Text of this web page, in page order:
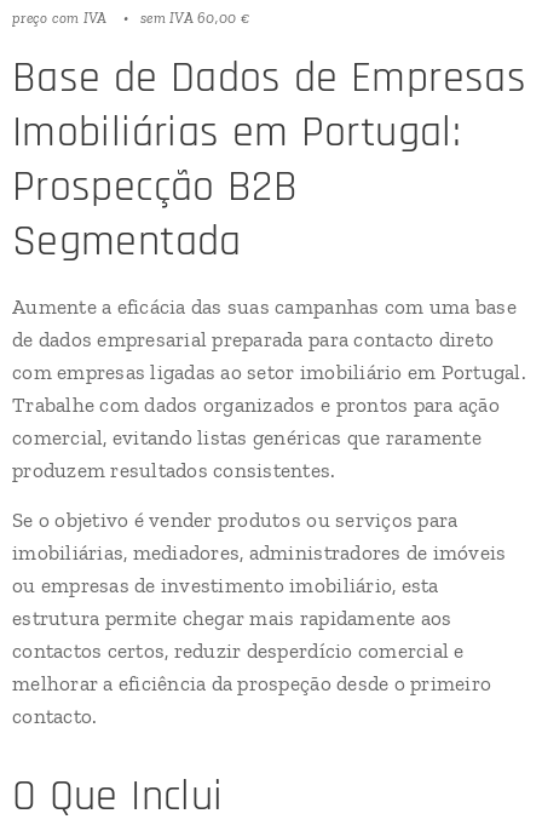
preço com IVA sem IVA 60,00 €
Base de Dados de Empresas
Imobiliárias em Portugal:
Prospecção B2B
Segmentada
Aumente a eficácia das suas campanhas com uma base
de dados empresarial preparada para contacto direto
com empresas ligadas ao setor imobiliário em Portugal.
Trabalhe com dados organizados e prontos para ação
comercial, evitando listas genéricas que raramente
produzem resultados consistentes.
Se o objetivo é vender produtos ou serviços para
imobiliárias, mediadores, administradores de imóveis
ou empresas de investimento imobiliário, esta
estrutura permite chegar mais rapidamente aos
contactos certos, reduzir desperdício comercial e
melhorar a eficiência da prospeção desde o primeiro
contacto.
O Que Inclui